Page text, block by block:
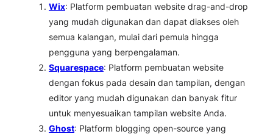
Wix: Platform pembuatan website drag-and-drop
yang mudah digunakan dan dapat diakses oleh
semua kalangan, mulai dari pemula hingga
pengguna yang berpengalaman.
Squarespace: Platform pembuatan website
dengan fokus pada desain dan tampilan, dengan
editor yang mudah digunakan dan banyak fitur
untuk menyesuaikan tampilan website Anda.
Ghost: Platform blogging open-source yang